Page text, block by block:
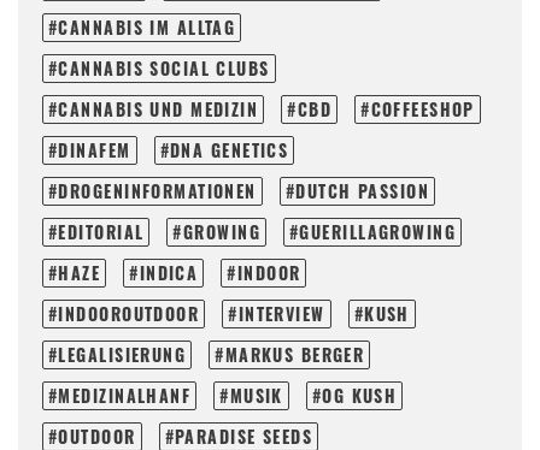
CANNABIS IM ALLTAG
CANNABIS SOCIAL CLUBS
CANNABIS UND MEDIZIN
CBD
COFFEESHOP
DINAFEM
DNA GENETICS
DROGENINFORMATIONEN
DUTCH PASSION
EDITORIAL
GROWING
GUERILLAGROWING
HAZE
INDICA
INDOOR
INDOOROUTDOOR
INTERVIEW
KUSH
LEGALISIERUNG
MARKUS BERGER
MEDIZINALHANF
MUSIK
OG KUSH
OUTDOOR
PARADISE SEEDS